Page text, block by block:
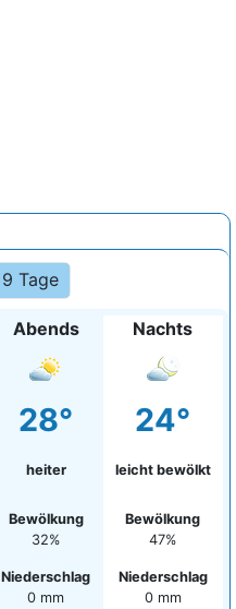
9 Tage
Abends
28°
heiter
Bewölkung
32%
Niederschlag
0 mm
Nachts
24°
leicht bewölkt
Bewölkung
47%
Niederschlag
0 mm